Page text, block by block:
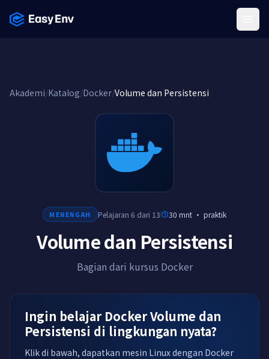
Akademi/Katalog/Docker/Volume dan Persistensi
MENENGAH Pelajaran 6 dari 13 30 mnt· praktik
Volume dan Persistensi
Bagian dari kursus Docker
Ingin belajar Docker Volume dan
Persistensi di lingkungan nyata?
Klik di bawah, dapatkan mesin Linux dengan Docker